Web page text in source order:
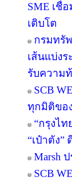
SME เชื่
เติบโต
กรมทรั
เส้นแบ่ง
รับความ
SCB
ทุกมิติขอ
“กรุงไ
“เป๋าตัง”
Marsh
SCB